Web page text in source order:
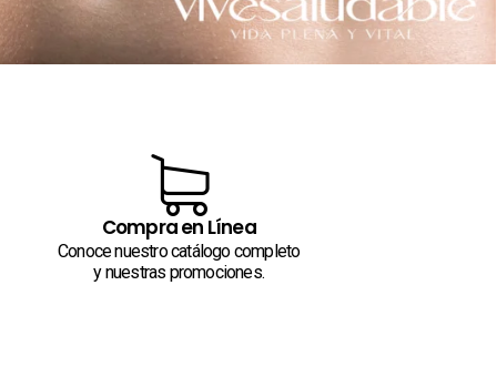
Compra en Línea
Conoce nuestro catálogo completo
y nuestras promociones.